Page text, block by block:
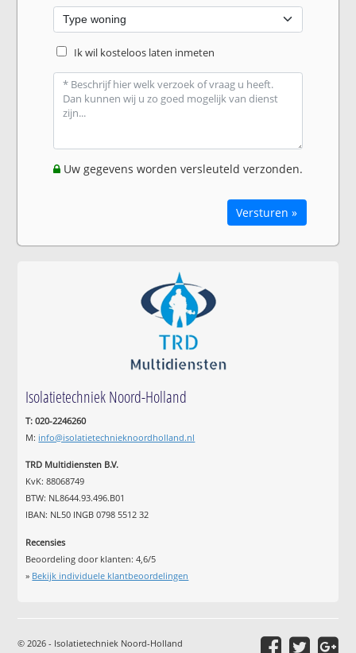
Ik wil kosteloos laten inmeten
Uw gegevens worden versleuteld verzonden.
Versturen »
Isolatietechniek Noord-Holland
T: 020-2246260
M: info@isolatietechnieknoordholland.nl
TRD Multidiensten B.V.
KvK: 88068749
BTW: NL8644.93.496.B01
IBAN: NL50 INGB 0798 5512 32
Recensies
Beoordeling door klanten:4,6/5
» Bekijk individuele klantbeoordelingen
© 2026 - Isolatietechniek Noord-Holland